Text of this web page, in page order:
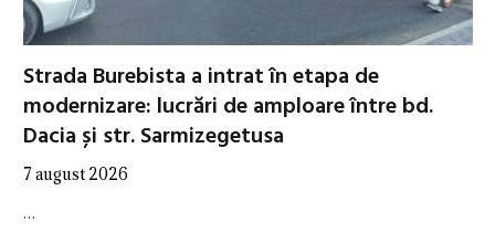
Strada Burebista a intrat în etapa de
modernizare: lucrări de amploare între bd.
Dacia și str. Sarmizegetusa
7 august 2026
…